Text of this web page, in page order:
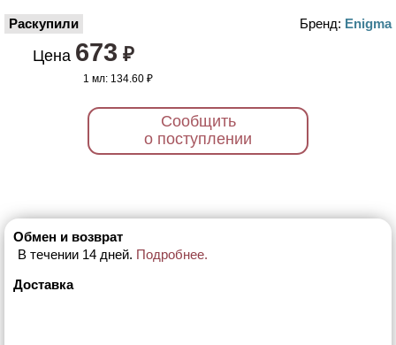
Раскупили Бренд: Enigma
Цена 673 ₽
1 мл:134.60 ₽
Сообщить
о поступлении
Обмен и возврат
В течении 14 дней. Подробнее.
Доставка